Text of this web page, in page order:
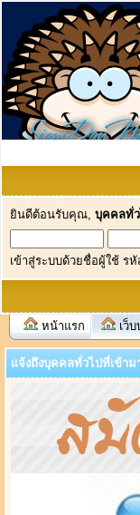
ยินดีต้อนรับคุณ, บุคคลทั่
เข้าสู่ระบบด้วยชื่อผู้ใช้ ร
หน้าแรก เว็
แจ้งถึงบุคคลทั่วไปที่เข้าม